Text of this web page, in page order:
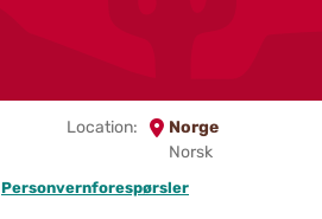
Location:
Norge
Norsk
Personvernforespørsler